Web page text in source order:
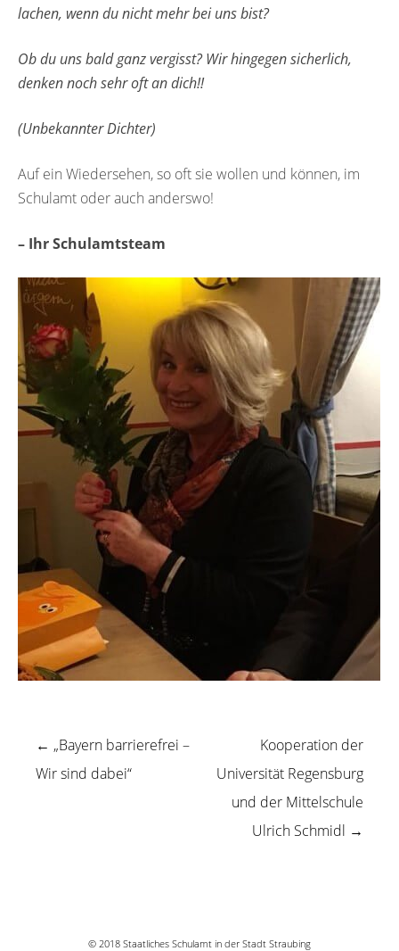
lachen, wenn du nicht mehr bei uns bist?
Ob du uns bald ganz vergisst? Wir hingegen sicherlich,
denken noch sehr oft an dich!!
(Unbekannter Dichter)
Auf ein Wiedersehen, so oft sie wollen und können, im
Schulamt oder auch anderswo!
– Ihr Schulamtsteam
Beitragsnavigation
← „Bayern barrierefrei –
Wir sind dabei“
Kooperation der
Universität Regensburg
und der Mittelschule
Ulrich Schmidl →
© 2018 Staatliches Schulamt in der Stadt Straubing